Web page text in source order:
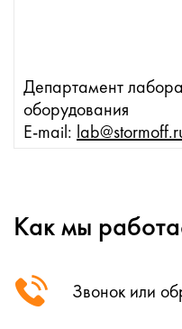
Департамент
оборудования
E-mail:
Как мы
Звонок или